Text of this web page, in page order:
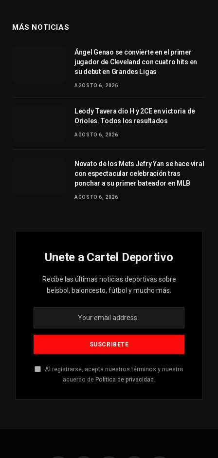
MÁS NOTICIAS
Ángel Genao se convierte en el primer
jugador de Cleveland con cuatro hits en
su debut en Grandes Ligas
AGOSTO 6, 2026
Leody Tavera dio H y 2CE en victoria de
Orioles. Todos los resultados
AGOSTO 6, 2026
Novato de los Mets Jefry Yan se hace viral
con espectacular celebración tras
ponchar a su primer bateador en MLB
AGOSTO 6, 2026
Unete a Cartel Deportivo
Recibe las últimas noticias deportivas sobre
beísbol, baloncesto, fútbol y mucho más.
Al registrarse, acepta nuestros términos y nuestro
acuerdo de Política de privacidad